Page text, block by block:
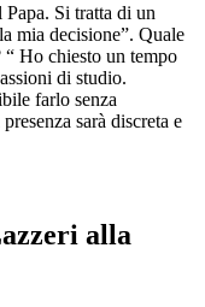
Si tratta di un
mia decisione”. Quale
“ Ho chiesto un tempo
di studio.
farlo senza
sarà discreta e
alla